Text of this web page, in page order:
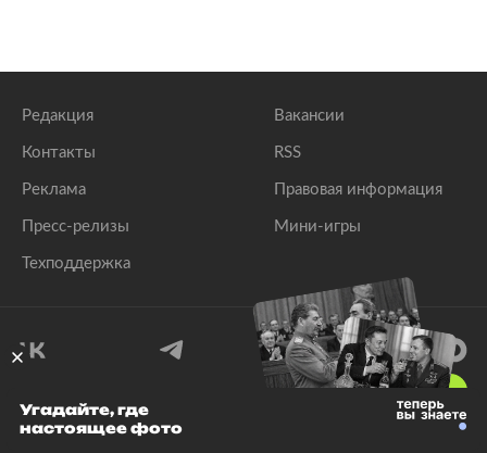
Редакция
Контакты
Реклама
Пресс-релизы
Техподдержка
Вакансии
RSS
Правовая информация
Мини-игры
© 1999–2026 Все права защищены.
Угадайте, где
настоящее фото